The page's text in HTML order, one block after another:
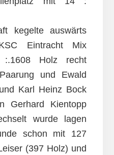
kegelte auswärts
Eintracht Mix
Holz recht
und Ewald
Karl Heinz Bock
Gerhard Kientopp
wurde lagen
schon mit 127
(397 Holz) und